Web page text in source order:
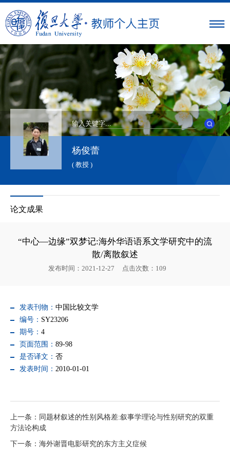
杨俊蕾
( 教授 )
论文成果
“中心—边缘”双梦记:海外华语语系文学研究中的流
散/离散叙述
发布时间：2021-12-27 点击次数： 109
发表刊物： 中国比较文学
编号： SY23206
期号： 4
页面范围： 89-98
是否译文： 否
发表时间： 2010-01-01
上一条：同题材叙述的性别风格差:叙事学理论与性别研究的双重
方法论构成
下一条：海外谢晋电影研究的东方主义症候